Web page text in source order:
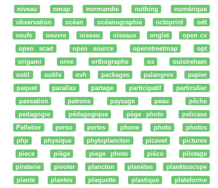
niveau
nmap normandie nothing
numérique
observation
océan océanographie octoprint
odt
oeufs
oeuvre oiseau oiseaux onglet
open cv
open scad
open source openstreetmap
opt
origami
orne orthographe os
ouistreham
outil
outils ovh packages palangres
papier
paquet
parallax partage participatif
particulier
passation
patrons paysage peau
pêche
pedagogie
pédagogique pège photo
pelicase
Pelletier
perso pertes phone photo
photos
php
physique phytoplancton picavet
pictures
piece
piège piege photo piézo
pilotage
piraterie
pivoter plancton planètes
planktoscope
plante
plantes plaquette plastique
plateforme